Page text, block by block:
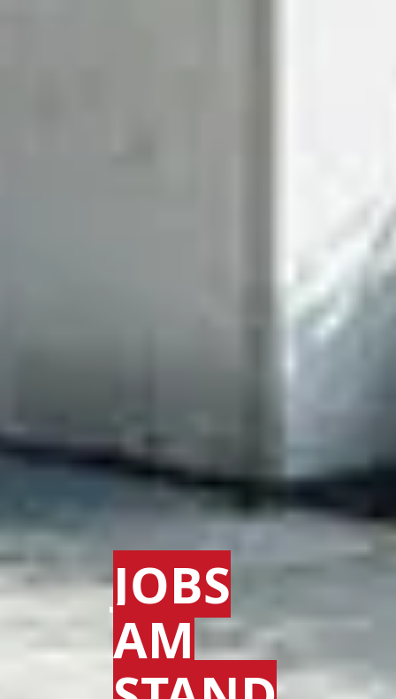
JOBS
AM